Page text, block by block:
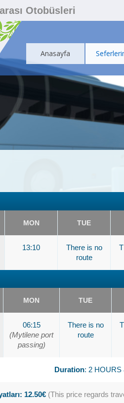
Otobüsleri
Anasayfa
MON TUE
13:10
There is no
route
MON TUE
06:15
(Mytilene port
passing)
There is no
route
Duration: 2
12.50€ (This price regards